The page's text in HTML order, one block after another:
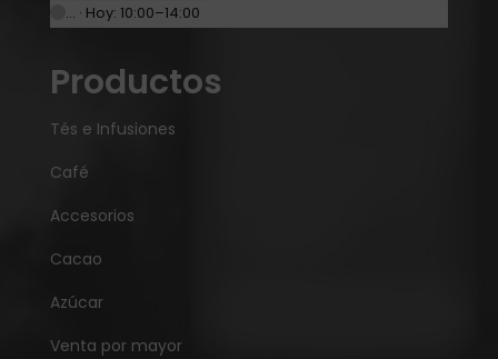
… · Hoy: 10:00–14:00
Productos
Tés e Infusiones
Café
Accesorios
Cacao
Azúcar
Venta por mayor